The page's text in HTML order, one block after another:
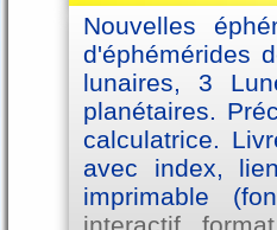
Nouvelles
d'éphémérides
lunaires, 3
planétaires.
calculatrice.
avec index,
imprimable